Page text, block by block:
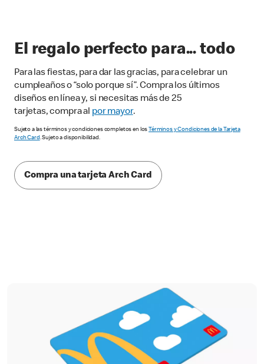
El regalo perfecto para... todo
Para las fiestas, para dar las gracias, para celebrar un
cumpleaños o “solo porque sí”. Compra los últimos
diseños en línea y, si necesitas más de 25
tarjetas, compra al por mayor.
Sujeto a las términos y condiciones completos en los
Términos y Condiciones de la Tarjeta
Arch Card. Sujeto a disponibilidad.
Compra una tarjeta Arch Card